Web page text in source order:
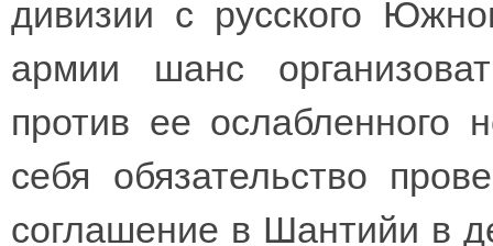
дивизии с русского
армии шанс
против ее ослабленного
себя обязательство
соглашение в Шантийи в